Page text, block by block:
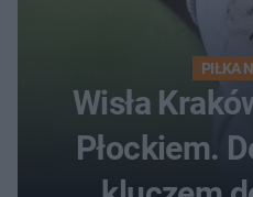
PIŁKA
Wisła
Płockiem.